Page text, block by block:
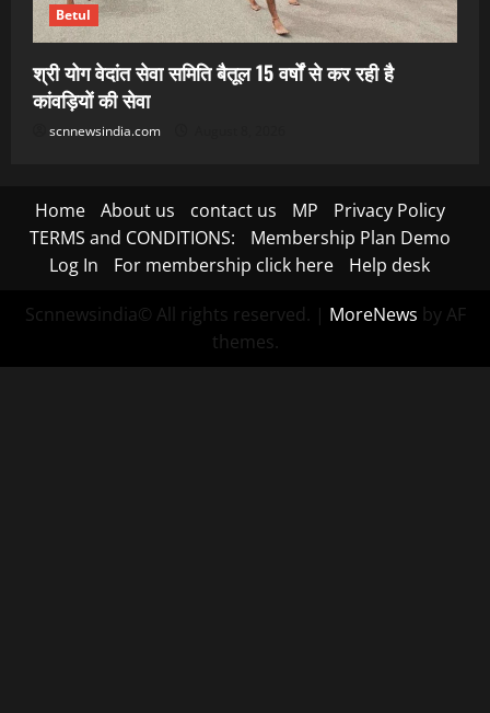
Betul
श्री योग वेदांत सेवा समिति बैतूल 15 वर्षों से कर रही है
कांवड़ियों की सेवा
scnnewsindia.com
Home About us contact us MP
Privacy Policy
TERMS and CONDITIONS:
Membership Plan Demo
Log In
For membership click here Help desk
Scnnewsindia© All rights reserved. | MoreNews by AF
themes.